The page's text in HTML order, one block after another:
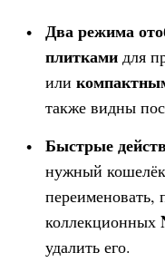
Два режима
плитками для
или
также видны
Быстрые
нужный
переименовать,
коллекционных
удалить его.